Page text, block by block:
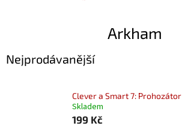
Arkham
Nejprodávanější
Clever a Smart 7: Prohozátor
Skladem
199 Kč